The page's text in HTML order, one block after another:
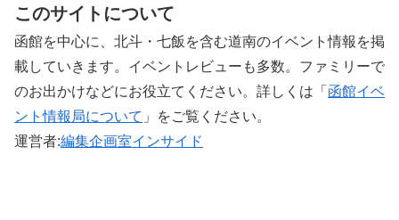
このサイトについて
函館を中心に、北斗・七飯を含む道南のイベント情報を掲
載していきます。イベントレビューも多数。ファミリーで
のお出かけなどにお役立てください。詳しくは「 函館イベ
ント情報局について 」をご覧ください。 ‎
運営者:編集企画室インサイド